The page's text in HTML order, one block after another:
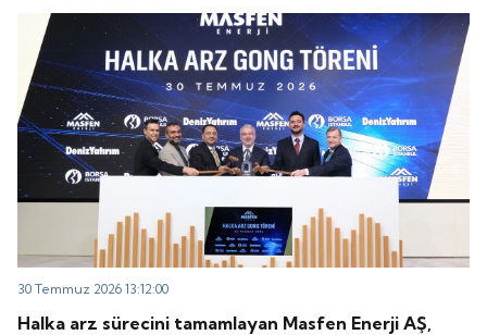
30 Temmuz 2026 13:12:00
Halka arz sürecini tamamlayan Masfen Enerji AŞ,